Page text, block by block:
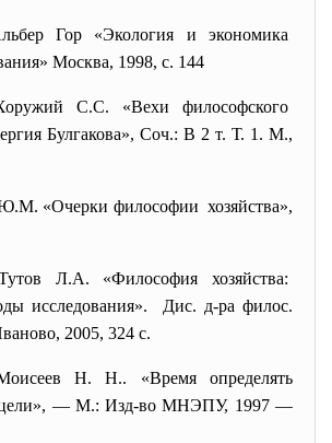
Гор «Экология иэкономика
Москва, 1998, с. 144
С.С. «Вехи философского
Булгакова», Соч.: В 2 т. Т. 1. М.,
«Очерки философии хозяйства»,
Л.А. «Философияхозяйства:
исследования». Дис. д-ра филос.
2005, 324 с.
Н. Н.. «Время определять
цели», — М.: Изд-во МНЭПУ, 1997 —